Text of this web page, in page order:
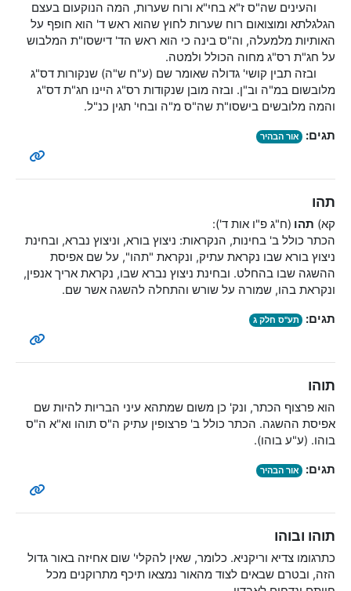
והעינים שה"ס ז"א בחי"א ורוח שערות, המה הנוקעום בעצם
הגלגלתא ומוצואום רוח שערות לחוץ שהוא ראש ד' הוא חופף על
האותיות מלמעלה, וה"ס בינה כי הוא ראש הד' דישסו"ת המלבוש
על חג"ת רס"ג מחוה הכולל ולמטה.
ובזה תבין קושי' גדולה שאומר שם (ע"ח ש"ה) שנקורות דס"ג
מלובשום במ"ה וב"ן. ובזה מובן שנקודות רס"ג היינו חג"ת דס"ג
והמה מלובשים בישסו"ת שה"ס מ"ה ובחי' תגין כנ"ל.
תגים: אור הבהיר
תהו
קא) תהו (ח"ג פ"ו אות ד'):
הכתר כולל ב' בחינות, הנקראות: ניצוץ בורא, וניצוץ נברא, ובחינת
ניצוץ בורא שבו נקראת עתיק, ונקראת "תהו", על שם אפיסת
ההשגה שבו בהחלט. ובחינת ניצוץ נברא שבו, נקראת אריך אנפין,
ונקראת בהו, שמורה על שורש והתחלה להשגה אשר שם.
תגים: תע"ס חלק ג
תוהו
הוא פרצוף הכתר, ונק' כן משום שמתהא עיני הבריות להיות שם
אפיסת ההשגה. הכתר כולל ב' פרצופין עתיק ה"ס תוהו וא"א ה"ס
בוהו. (ע"ע בוהו).
תגים: אור הבהיר
תוהו ובוהו
כתרגומו צדיא וריקניא. כלומר, שאין להקלי' שום אחיזה באור גדול
הזה, ובטרם שבאים לצוד מהאור נמצאו תיכף מתרוקנים מכל